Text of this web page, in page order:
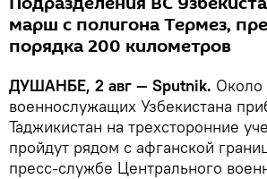
марш с полигона Термез,
порядка 200 километров
ДУШАНБЕ, 2 авг — Sputnik. Около
военнослужащих Узбекистана
Таджикистан на трехсторонние
пройдут рядом с афганской
пресс-службе Центрального